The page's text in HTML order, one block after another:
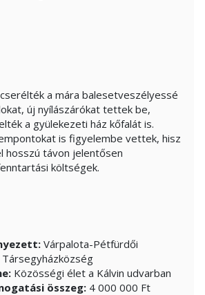
a mára balesetveszélyessé
új nyílászárókat tettek be,
a gyülekezeti ház kőfalát is.
is figyelembe vettek, hisz
hosszú távon jelentősen
költségek.
Várpalota-Pétfürdői
Közösségi élet a Kálvin udvarban
összeg: 4 000 000 Ft